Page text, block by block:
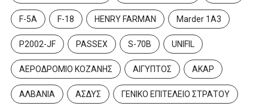
F-5A F-18 HENRY FARMAN Marder 1A3
P2002-JF PASSEX S-70B UNIFIL
ΑΕΡΟΔΡΟΜΙΟ ΚΟΖΑΝΗΣ ΑΙΓΥΠΤΟΣ ΑΚΑΡ
ΑΛΒΑΝΙΑ ΑΣΔΥΣ ΓΕΝΙΚΟ ΕΠΙΤΕΛΕΙΟ ΣΤΡΑΤΟΥ